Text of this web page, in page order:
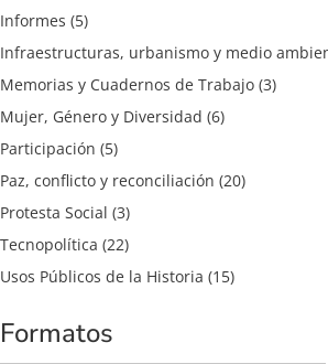
Informes (5)
Infraestructuras, urbanismo y medio
Memorias y Cuadernos de Trabajo (3)
Mujer, Género y Diversidad (6)
Participación (5)
Paz, conflicto y reconciliación (20)
Protesta Social (3)
Tecnopolítica (22)
Usos Públicos de la Historia (15)
Formatos